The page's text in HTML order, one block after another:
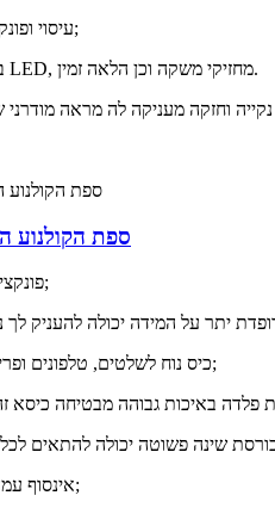
8> עיסוי ופונקציית חימום זמינים;
9> מטען USD, בקרת LED, מחזיקי משקה וכן הלאה זמין.
ספת הקולנוע
1. פונקציית שכיבה חשמלית;
3. כיס נוח לשלטים, טלפונים ופריטים קטנים אחרים;
6. אינסוף עמדות בלחיצת כפתור;